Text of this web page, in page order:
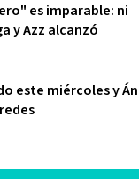
es imparable: ni
y Azz alcanzó
este miércoles y